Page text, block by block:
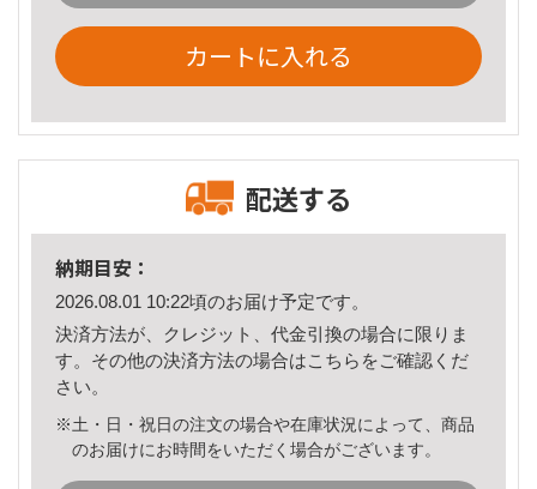
カートに入れる
配送する
納期目安：
2026.08.01 10:22頃のお届け予定です。
決済方法が、クレジット、代金引換の場合に限りま
す。その他の決済方法の場合はこちら をご確認くだ
さい。
※土・日・祝日の注文の場合や在庫状況によって、商品
のお届けにお時間をいただく場合がございます。